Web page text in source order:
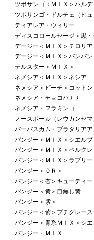
ツボサンゴ＜ＭＩＸ＞ハルデ
ツボサンゴ・ドルチェ（ヒュ
ティアレア・ウィリー
ディスコロールセージ＜黒
デージー＜ＭＩＸ＞チロリア
デージー＜ＭＩＸ＞バンバン
テルスター＜ＭＩＸ＞
ネメシア＜ＭＩＸ＞ネシア
ネメシア＜ピーチ＞コットン
ネメシア・チョコバナナ
ネメシア・フラミンゴ
ノースポール（レウカンセマ
バーバスカム・ブラタリア
パンジー＜ＭＩＸ＞シエルブ
パンジー＜ＭＩＸ＞ペルクレ
パンジー＜ＭＩＸ＞ラブリ
パンジー＜ＯＲ＞
パンジー＜杏＞キューティ
パンジー＜黄＞目無し黄
パンジー＜紫＞
パンジー＜紫＞プチグレース
パンジー＜青系ＭＩＸ＞シエ
パンジー・ＭＩＸ